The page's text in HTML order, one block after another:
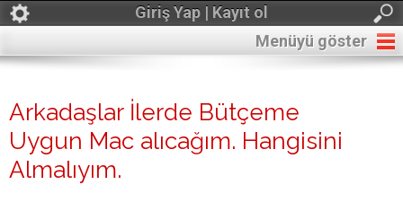
Giriş Yap | Kayıt ol
Menüyü göster
Arkadaşlar İlerde Bütçeme
Uygun Mac alıcağım. Hangisini
Almalıyım.